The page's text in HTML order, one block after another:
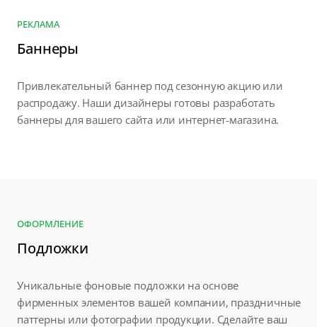
РЕКЛАМА
Баннеры
Привлекательный баннер под сезонную акцию или
распродажу. Наши дизайнеры готовы разработать
баннеры для вашего сайта или интернет-магазина.
ОФОРМЛЕНИЕ
Подложки
Уникальные фоновые подложки на основе
фирменных элементов вашей компании, праздничные
паттерны или фотографии продукции. Сделайте ваш